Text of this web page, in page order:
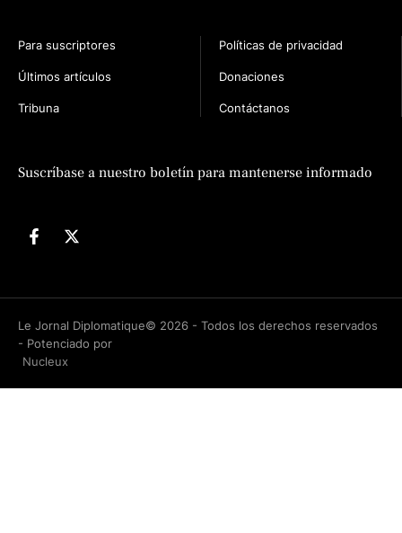
Para suscriptores
Últimos artículos
Tribuna
Políticas de privacidad
Donaciones
Contáctanos
Suscríbase a nuestro boletín para mantenerse informado
Le Jornal Diplomatique© 2026 - Todos los derechos reservados
- Potenciado por
Nucleux